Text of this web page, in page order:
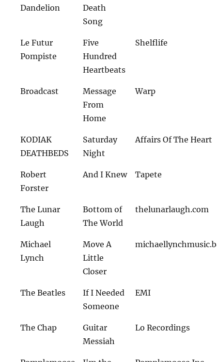
Dandelion
Death
Song
Le Futur
Pompiste
Five
Hundred
Heartbeats
Shelflife
Broadcast
Message
From
Home
Warp
KODIAK
DEATHBEDS
Saturday
Night
Affairs Of The Heart
Robert
Forster
And I Knew Tapete
The Lunar
Laugh
Bottom of
The World
thelunarlaugh.com
Michael
Lynch
Move A
Little
Closer
The Beatles
If I Needed
Someone
EMI
The Chap
Guitar
Messiah
Lo Recordings